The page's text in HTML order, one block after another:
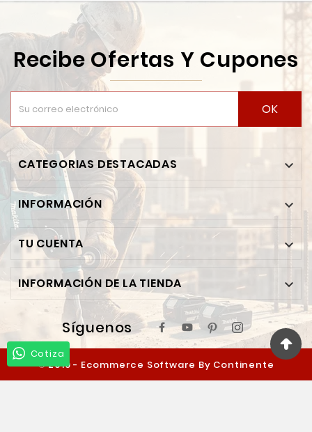
Recibe Ofertas Y Cupones
OK
CATEGORIAS DESTACADAS 
INFORMACIÓN 
TU CUENTA 
INFORMACIÓN DE LA TIENDA 
Síguenos
© 2019 - Ecommerce Software By Continente
Ferretero™
Cotiza